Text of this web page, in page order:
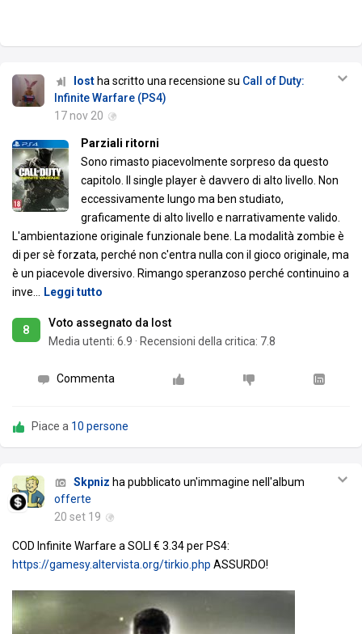
lost ha scritto una recensione su Call of Duty:
Infinite Warfare (PS4)
17 nov 20
Parziali ritorni
Sono rimasto piacevolmente sorpreso da questo
capitolo. Il single player è davvero di alto livello. Non
eccessivamente lungo ma ben studiato,
graficamente di alto livello e narrativamente valido.
L'ambientazione originale funzionale bene. La modalità zombie è
di per sè forzata, perché non c'entra nulla con il gioco originale, ma
è un piacevole diversivo. Rimango speranzoso perché continuino a
inve… Leggi tutto
8
Voto assegnato da lost
Media utenti: 6.9 · Recensioni della critica: 7.8
Commenta
Piace a 10 persone
Skpniz ha pubblicato un'immagine nell'album
offerte
20 set 19
COD Infinite Warfare a SOLI € 3.34 per PS4:
https://gamesy.altervista.org/tirkio.php ASSURDO!